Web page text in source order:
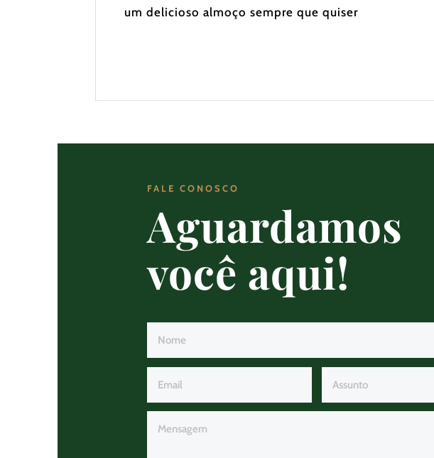
um delicioso almoço sempre que quiser
FALE CONOSCO
Aguardamos
você aqui!